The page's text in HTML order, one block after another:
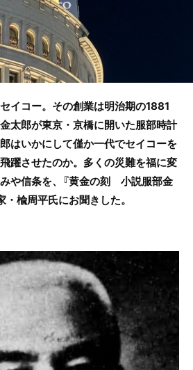
イコー。その創業は明治期の1881
太郎が東京・京橋に開いた服部時計
はいかにして僅か一代でセイコーを
躍させたのか。多くの災難を福に変
や信条を、『黄金の刻 小説服部金
・楡周平氏にお聞きした。